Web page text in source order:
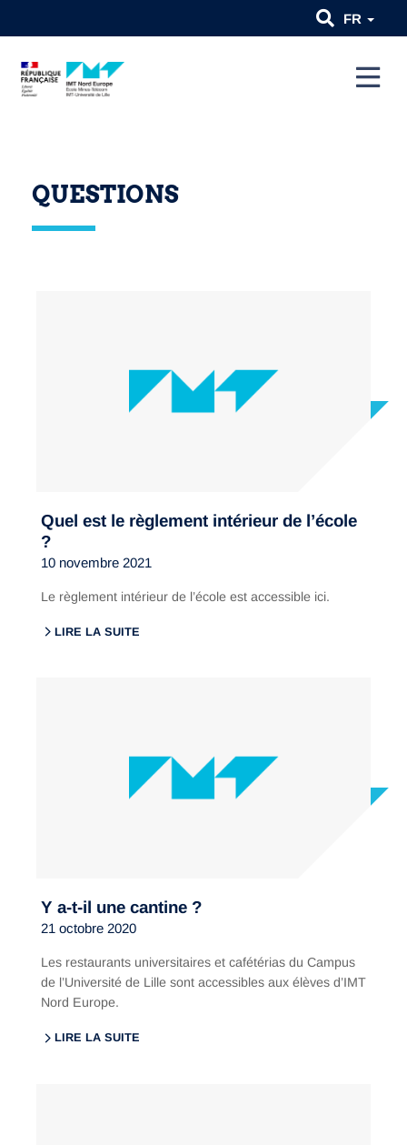
FR
QUESTIONS
Quel est le règlement intérieur de l’école
?
10 novembre 2021
Le règlement intérieur de l’école est accessible ici.
LIRE LA SUITE
Y a-t-il une cantine ?
21 octobre 2020
Les restaurants universitaires et cafétérias du Campus
de l’Université de Lille sont accessibles aux élèves d’IMT
Nord Europe.
LIRE LA SUITE